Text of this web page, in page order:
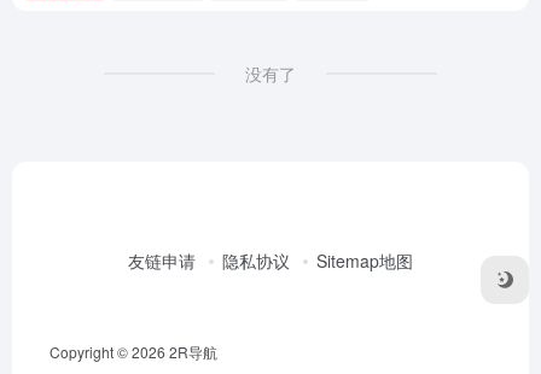
没有了
友链申请 隐私协议 Sitemap地图
Copyright © 2026 2R导航